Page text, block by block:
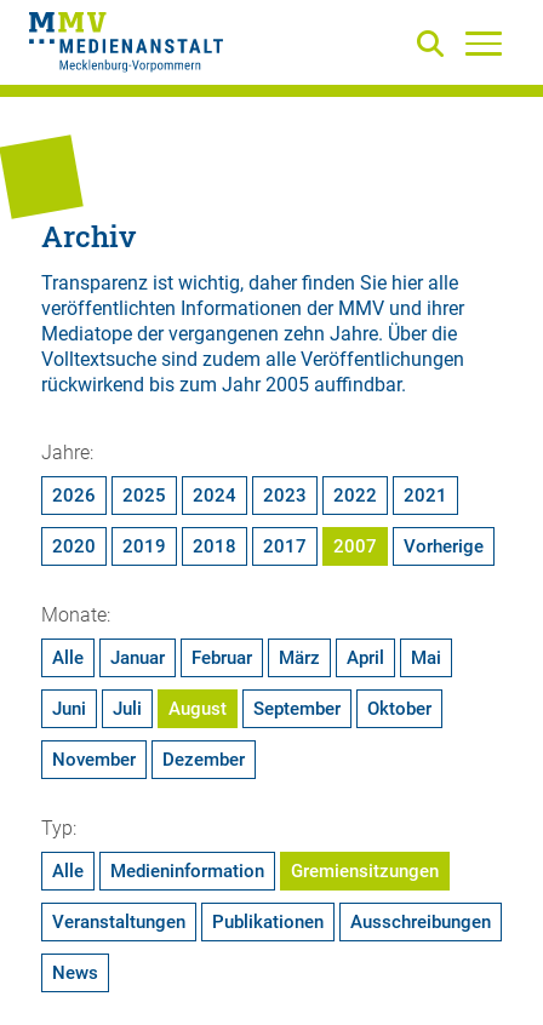
Archiv
Transparenz ist wichtig, daher finden Sie hier alle
veröffentlichten Informationen der MMV und ihrer
Mediatope der vergangenen zehn Jahre. Über die
Volltextsuchesind zudem alle Veröffentlichungen
rückwirkend bis zum Jahr 2005 auffindbar.
Jahre:
2026 2025 2024 2023 2022 2021
2020 2019 2018 2017 2007 Vorherige
Monate:
Alle Januar Februar März April Mai
Juni Juli August September Oktober
November Dezember
Typ:
Alle Medieninformation Gremiensitzungen
Veranstaltungen Publikationen Ausschreibungen
News